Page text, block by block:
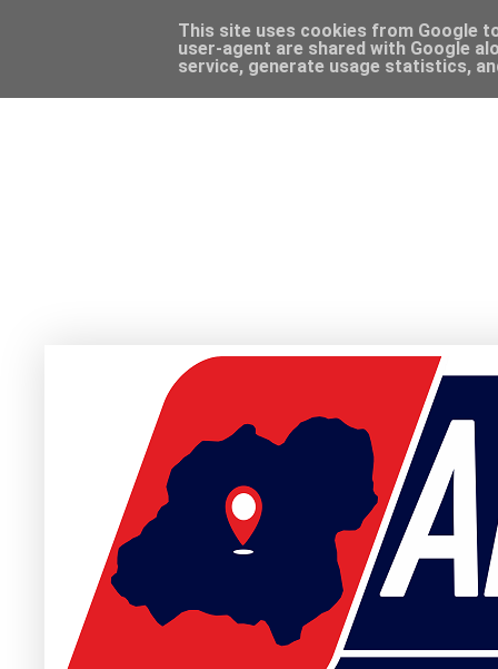
This site uses cookies from Google
user-agent are shared with Google
service, generate usage statistics,